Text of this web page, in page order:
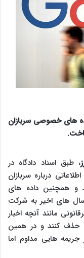
های خصوصی سربازان
، طبق اسناد دادگاه در
درباره سربازان
و همچنین داده های
های اخیر به شرکت
مانند آنچه اخبار
حذف کنند و در همین
هایی مداوم اما